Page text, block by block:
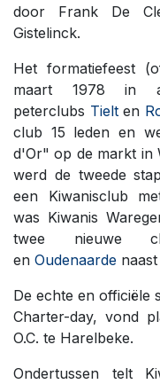
door Frank De
Gistelinck.
Het formatiefeest
maart 1978 in
peterclubs Tielten
club 15 leden en
d'Or" op de markt in
werd de tweede
een Kiwanisclub
was Kiwanis
twee nieuwe
en Oudenaarde
De echte en officiële
Charter-day, vond
O.C. te Harelbeke.
Ondertussen telt